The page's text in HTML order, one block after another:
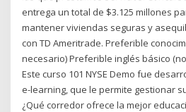
entrega un total de $3.125 millones
mantener viviendas seguras y
con TD Ameritrade. Preferible
necesario) Preferible inglés básico
Este curso 101 NYSE Demo fue
e-learning, que le permite gestionar
¿Qué corredor ofrece la mejor